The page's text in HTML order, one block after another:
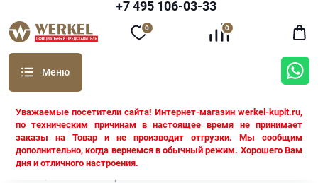
+7 495 106-03-33
Уважаемые посетители сайта! Интернет-магазин werkel-kupit.ru,
по техническим причинам в настоящее время не принимает
заказы на Товар и не производит отгрузки. Мы сообщим
дополнительно, когда вернемся в обычный режим. Хорошего Вам
дня и отличного настроения.
0 0